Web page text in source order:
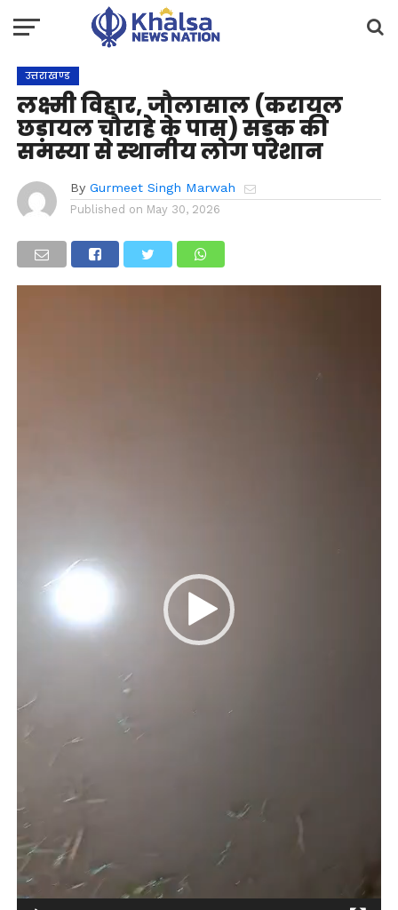
उत्तराखण्ड
लक्ष्मी विहार, जौलासाल (करायल
छड़ायल चौराहे के पास) सड़क की
समस्या से स्थानीय लोग परेशान
By Gurmeet Singh Marwah
Published on May 30, 2026